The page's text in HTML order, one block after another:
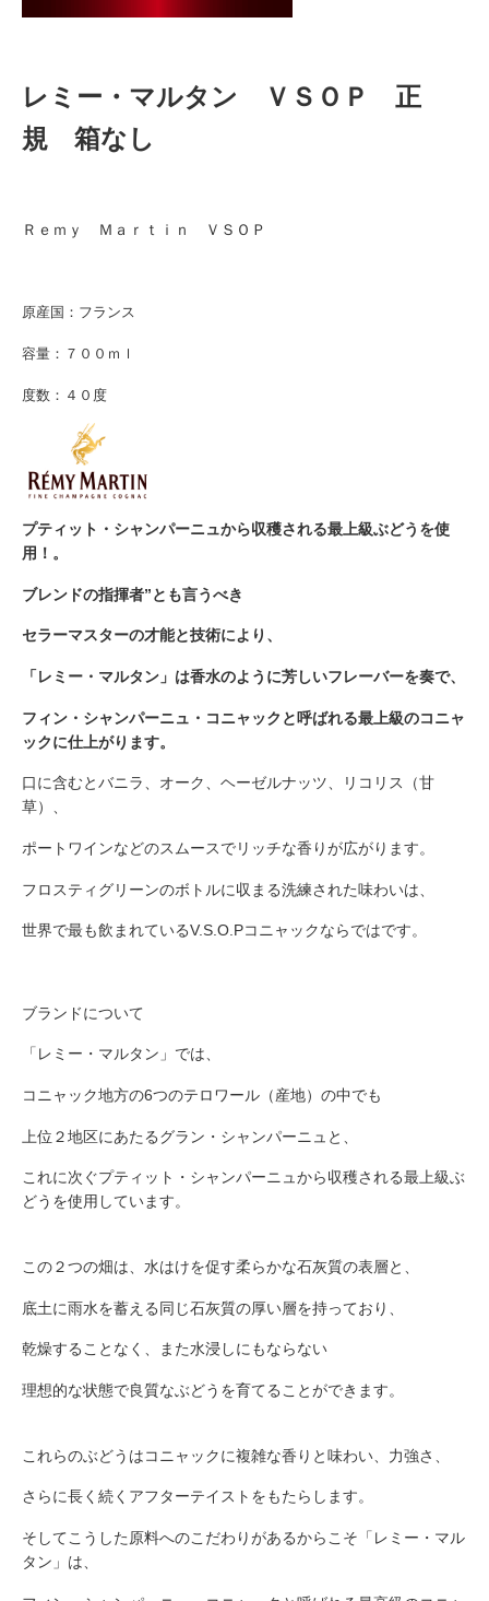
レミー・マルタン ＶＳＯＰ 正
規 箱なし
Ｒｅｍｙ Ｍａｒｔｉｎ ＶＳＯＰ
原産国：フランス
容量：７００ｍｌ
度数：４０度
プティット・シャンパーニュから収穫される最上級ぶどうを使
用！。
ブレンドの指揮者”とも言うべき
セラーマスターの才能と技術により、
「レミー・マルタン」は香水のように芳しいフレーバーを奏で、
フィン・シャンパーニュ・コニャックと呼ばれる最上級のコニャ
ックに仕上がります。
口に含むとバニラ、オーク、ヘーゼルナッツ、リコリス（甘
草）、
ポートワインなどのスムースでリッチな香りが広がります。
フロスティグリーンのボトルに収まる洗練された味わいは、
世界で最も飲まれているV.S.O.Pコニャックならではです。
ブランドについて
「レミー・マルタン」では、
コニャック地方の6つのテロワール（産地）の中でも
上位２地区にあたるグラン・シャンパーニュと、
これに次ぐプティット・シャンパーニュから収穫される最上級ぶ
どうを使用しています。
この２つの畑は、水はけを促す柔らかな石灰質の表層と、
底土に雨水を蓄える同じ石灰質の厚い層を持っており、
乾燥することなく、また水浸しにもならない
理想的な状態で良質なぶどうを育てることができます。
これらのぶどうはコニャックに複雑な香りと味わい、力強さ、
さらに長く続くアフターテイストをもたらします。
そしてこうした原料へのこだわりがあるからこそ「レミー・マル
タン」は、